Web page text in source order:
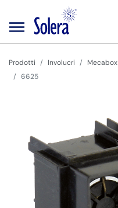
Prodotti Involucri Mecabox
6625